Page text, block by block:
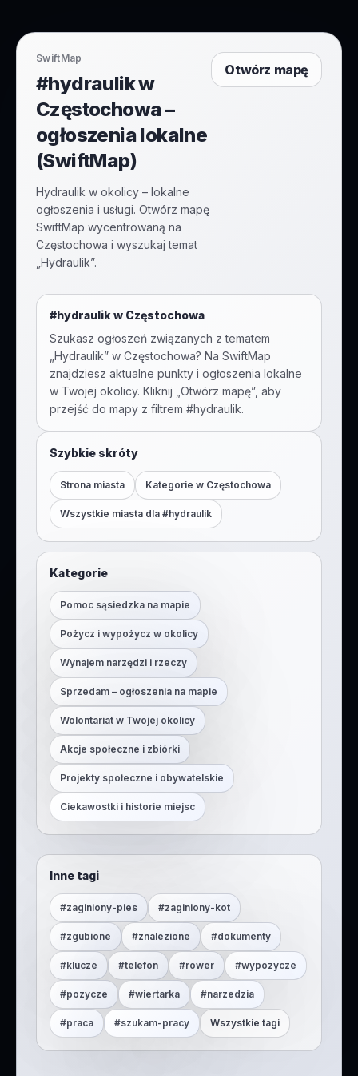
SwiftMap
#hydraulik w
Częstochowa –
ogłoszenia lokalne
(SwiftMap)
Hydraulik w okolicy – lokalne
ogłoszenia i usługi. Otwórz mapę
SwiftMap wycentrowaną na
Częstochowa i wyszukaj temat
„Hydraulik”.
Otwórz mapę
#hydraulikw Częstochowa
Szukasz ogłoszeń związanych z tematem
Hydraulik” w Częstochowa? Na SwiftMap
znajdziesz aktualne punkty i ogłoszenia lokalne
w Twojej okolicy. Kliknij „Otwórz mapę”, aby
przejść do mapy z filtrem #hydraulik.
Szybkie skróty
Strona miasta Kategorie w Częstochowa
Wszystkie miasta dla #hydraulik
Kategorie
Pomoc sąsiedzka na mapie
Pożycz i wypożycz w okolicy
Wynajem narzędzi i rzeczy
Sprzedam – ogłoszenia na mapie
Wolontariat w Twojej okolicy
Akcje społeczne i zbiórki
Projekty społeczne i obywatelskie
Ciekawostki i historie miejsc
Inne tagi
#zaginiony-pies #zaginiony-kot
#zgubione #znalezione #dokumenty
#klucze #telefon #rower #wypozycze
#pozycze #wiertarka #narzedzia
#praca #szukam-pracy Wszystkie tagi